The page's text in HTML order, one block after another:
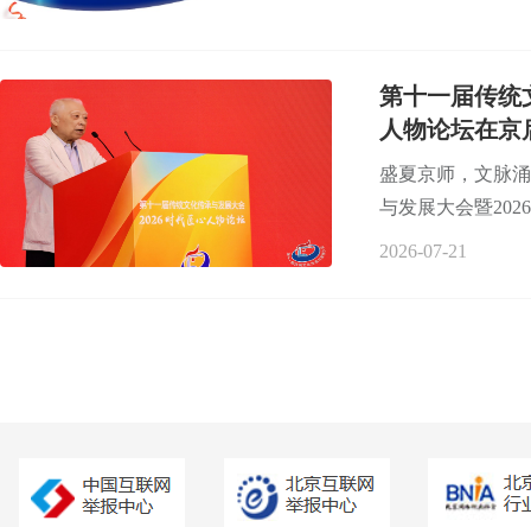
第十一届传统
人物论坛在京
盛夏京师，文脉
与发展大会暨
2026-07-21